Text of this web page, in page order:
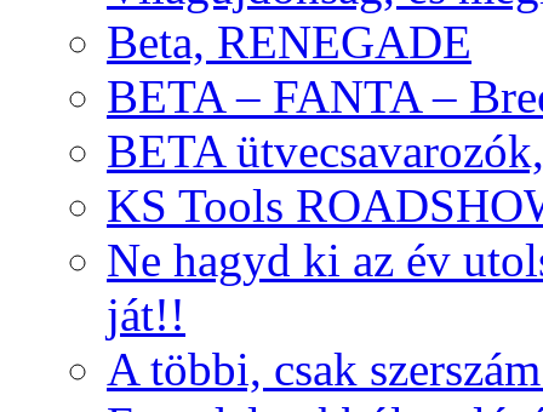
Beta, RENEGADE
BETA – FANTA –
BETA
KS Tools
Ne hagyd ki az év
ját!!
A többi, csak